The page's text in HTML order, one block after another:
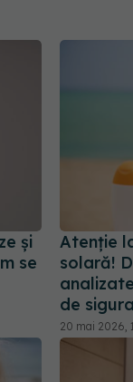
și
se
Atenție
solară!
de
20 mai 2026,